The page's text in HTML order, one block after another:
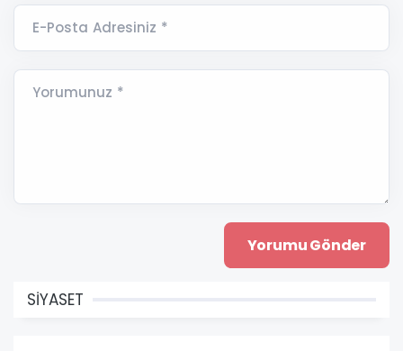
E-Posta Adresiniz *
Yorumunuz *
SİYASET